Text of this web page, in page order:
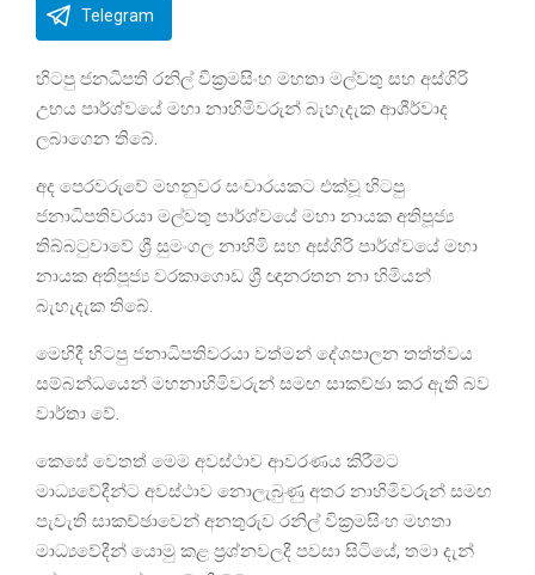
Telegram
හිටපු ජනධිපති රනිල් වික්‍රමසිංහ මහතා මල්වතු සහ අස්ගිරි
උභය පාර්ශ්වයේ මහා නාහිමිවරුන් බැහැදැක ආශීර්වාද
ලබාගෙන තිබේ.
අද පෙරවරුවේ මහනුවර සංචාරයකට එක්වූ හිටපු
ජනාධිපතිවරයා මල්වතු පාර්ශ්වයේ මහා නායක අතිපූජ්‍ය
තිබ්බටුවාවේ ශ්‍රී සුමංගල නාහිමි සහ අස්ගිරි පාර්ශ්වයේ මහා
නායක අතිපූජ්‍ය වරකාගොඩ ශ්‍රී ඥානරතන නා හිමියන්
බැහැදැක තිබේ.
මෙහිදී හිටපු ජනාධිපතිවරයා වත්මන් දේශපාලන තත්ත්වය
සම්බන්ධයෙන් මහනාහිමිවරුන් සමඟ සාකච්ඡා කර ඇති බව
වාර්තා වේ.
කෙසේ වෙතත් මෙම අවස්ථාව ආවරණය කිරීමට
මාධ්‍යවේදීන්ට අවස්ථාව නොලැබුණු අතර නාහිමිවරුන් සමඟ
පැවැති සාකච්ඡාවෙන් අනතුරුව රනිල් වික්‍රමසිංහ මහතා
මාධ්‍යවේදීන් යොමු කළ ප්‍රශ්නවලදී පවසා සිටියේ, තමා දැන්